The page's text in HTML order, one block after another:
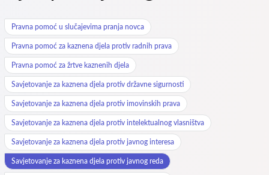
Pravna pomoć u slučajevima pranja novca
Pravna pomoć za kaznena djela protiv radnih prava
Pravna pomoć za žrtve kaznenih djela
Savjetovanje za kaznena djela protiv državne sigurnosti
Savjetovanje za kaznena djela protiv imovinskih prava
Savjetovanje za kaznena djela protiv intelektualnog vlasništva
Savjetovanje za kaznena djela protiv javnog interesa
Savjetovanje za kaznena djela protiv javnog reda